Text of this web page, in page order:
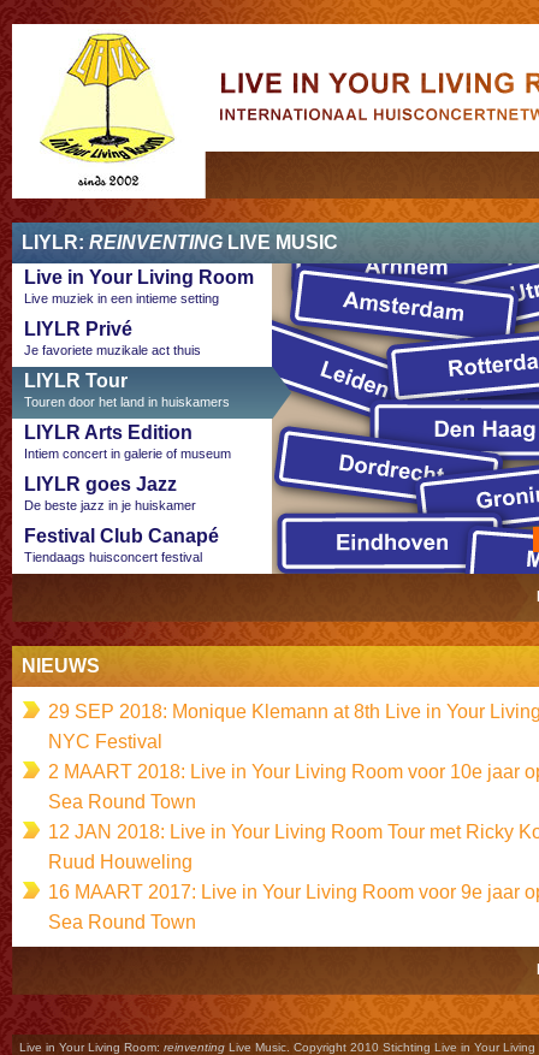
Live in Your
Living Room
LIYLR: REINVENTING LIVE MUSIC
Live in Your Living Room
Live muziek in een intieme setting
LIYLR Privé
Je favoriete muzikale act thuis
LIYLR Tour
Touren door het land in huiskamers
LIYLR Arts Edition
Intiem concert in galerie of museum
LIYLR goes Jazz
De beste jazz in je huiskamer
Festival Club Canapé
Tiendaags huisconcert festival
NIEUWS
29 SEP 2018: Monique Klemann at 8th Live in Your
NYC Festival
2 MAART 2018: Live in Your Living Room voor 10e jaar
Sea Round Town
12 JAN 2018: Live in Your Living Room Tour met Ricky
Ruud Houweling
16 MAART 2017: Live in Your Living Room voor 9e jaar
Sea Round Town
Live in Your Living Room: reinventing Live Music. Copyright 2010 Stichting Live in Your